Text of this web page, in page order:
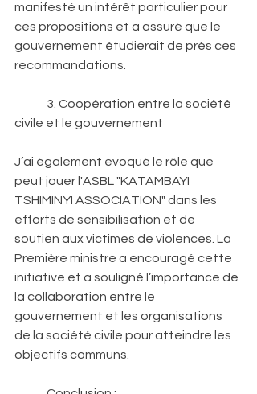
manifesté un intérêt particulier pour
ces propositions et a assuré que le
gouvernement étudierait de près ces
recommandations.
civile et le gouvernement
J’ai également évoqué le rôle que
peut jouer l'ASBL "KATAMBAYI
TSHIMINYI ASSOCIATION" dans les
efforts de sensibilisation et de
soutien aux victimes de violences. La
Première ministre a encouragé cette
initiative et a souligné l’importance de
la collaboration entre le
gouvernement et les organisations
de la société civile pour atteindre les
objectifs communs.